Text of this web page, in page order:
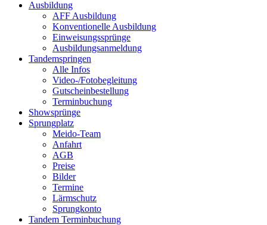
Ausbildung
AFF Ausbildung
Konventionelle Ausbildung
Einweisungssprünge
Ausbildungsanmeldung
Tandemspringen
Alle Infos
Video-/Fotobegleitung
Gutscheinbestellung
Terminbuchung
Showsprünge
Sprungplatz
Meido-Team
Anfahrt
AGB
Preise
Bilder
Termine
Lärmschutz
Sprungkonto
Tandem Terminbuchung